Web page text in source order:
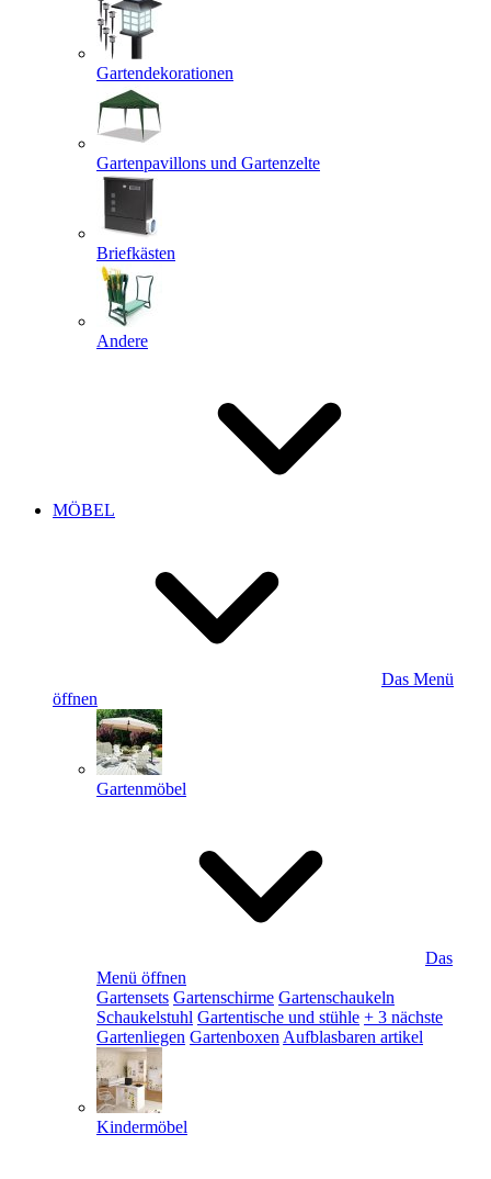
Gartendekorationen
Gartenpavillons und Gartenzelte
Briefkästen
Andere
MÖBEL
Das Menü
öffnen
Gartenmöbel
Das
Menü öffnen
Gartensets Gartenschirme Gartenschaukeln
Schaukelstuhl Gartentische und stühle + 3 nächste
Gartenliegen Gartenboxen Aufblasbaren artikel
Kindermöbel